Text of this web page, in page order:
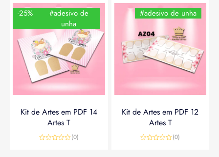
-25%
#adesivo de
unha
Kit de Artes em PDF 14
Artes T
(0)
#adesivo de unha
Kit de Artes em PDF 12
Artes T
(0)